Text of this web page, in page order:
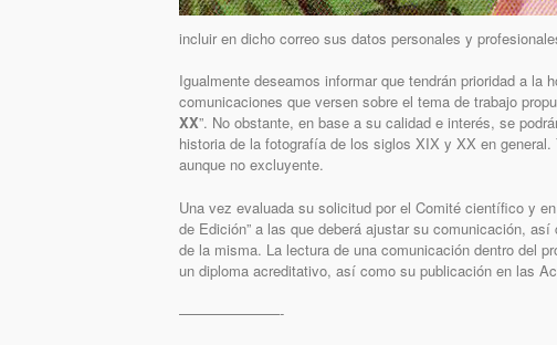
incluir en dicho correo sus datos personales y
Igualmente deseamos informar que tendrán prioridad a
comunicaciones que versen sobre el tema de trabajo
XX”. No obstante, en base a su calidad e interés, se
historia de la fotografía de los siglos XIX y XX en
aunque no excluyente.
Una vez evaluada su solicitud por el Comité científico y
de Edición” a las que deberá ajustar su comunicación,
de la misma. La lectura de una comunicación dentro del
un diploma acreditativo, así como su publicación en las
———————-